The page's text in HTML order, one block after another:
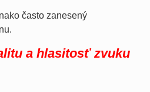
často zanesený
a hlasitosť zvuku